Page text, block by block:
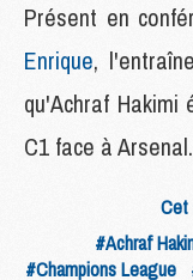
Présent en
Enrique,
qu'Achraf
C1 face à Arsenal.
Cet
#Achraf
#Champions League